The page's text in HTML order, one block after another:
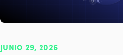
JUNIO 29, 2026